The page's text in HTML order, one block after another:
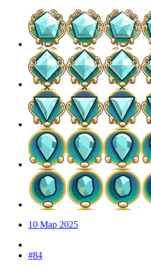
10 Мар 2025
#84